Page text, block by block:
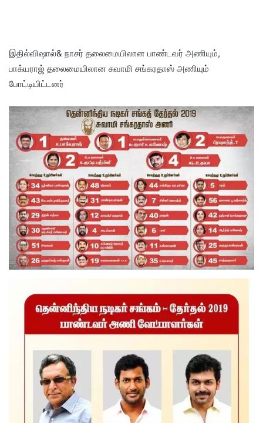
இதில்விஷால்& நாசர் தலைமையிலான பாண்டவர் அணியும்,
பாக்யராஜ் தலைமையிலான சுவாமி சங்கரதாஸ் அணியும்
போட்டியிட்டனர்